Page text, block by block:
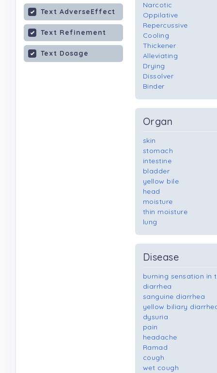
Text AdverseEffect
Text Refinement
Text Dosage
Narcotic
Oppilative
Repercussive
Cooling
Thickener
Alleviating
Drying
Dissolver
Binder
Organ
skin
stomach
intestine
bladder
yellow bile
head
moisture
thin moisture
lung
Disease
burning sensation in
diarrhea
sanguine diarrhea
yellow biliary
dysuria
pain
headache
Ramad
cough
wet cough